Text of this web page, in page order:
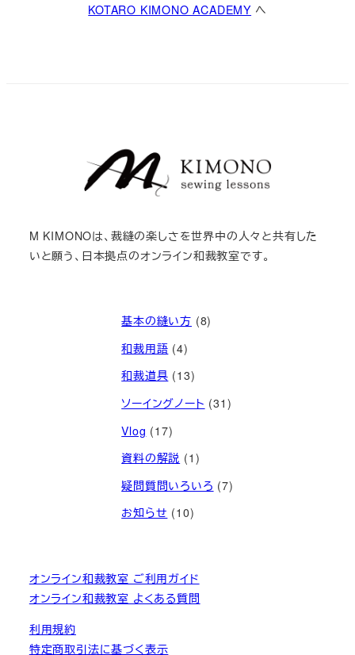
KOTARO KIMONO ACADEMY へ
M KIMONOは、裁縫の楽しさを世界中の人々と共有した
いと願う、日本拠点のオンライン和裁教室です。
基本の縫い方 (8)
和裁用語 (4)
和裁道具 (13)
ソーイングノート (31)
Vlog (17)
資料の解説 (1)
疑問質問いろいろ (7)
お知らせ (10)
オンライン和裁教室 ご利用ガイド
オンライン和裁教室 よくある質問
利用規約
特定商取引法に基づく表示